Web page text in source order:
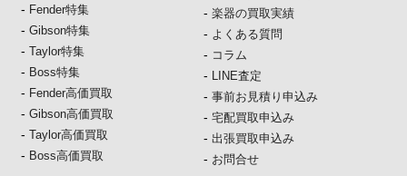
- Fender特集
-Gibson特集
-Taylor特集
- Boss特集
- Fender高価買取
-Gibson高価買取
-Taylor高価買取
- Boss高価買取
- 楽器の買取実績
- よくある質問
- コラム
- LINE査定
- 事前お見積り申込み
- 宅配買取申込み
- 出張買取申込み
- お問合せ